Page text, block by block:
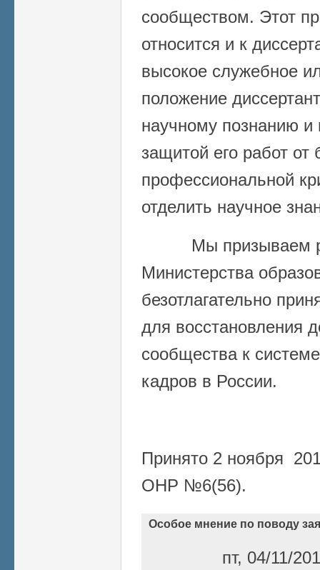
сообществом. Этот
относится и к
высокое служебное
положение
научному познанию
защитой его работ от
профессиональной
отделить научное
Мы призываем
Министерства
безотлагательно
для восстановления
сообщества к
кадров в России.
Принято 2 ноября
ОНР №6(56).
Особое мнение по поводу
пт, 04/11/